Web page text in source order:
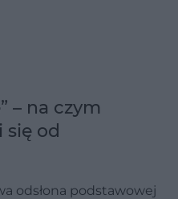
– na czym
się od
odsłona podstawowej